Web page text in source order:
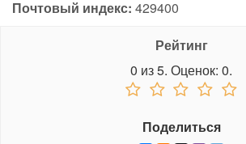
Почтовый индекс: 429400
Рейтинг
0 из5. Оценок: 0.
Поделиться